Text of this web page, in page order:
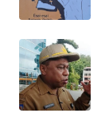
Wahana
KONSUMEN
LISTRIK